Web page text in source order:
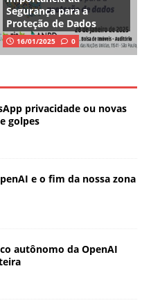
Segurança para a
Proteção de Dados
16/01/2025 0
privacidade ou novas
golpes
e o fim da nossa zona
autônomo da OpenAI